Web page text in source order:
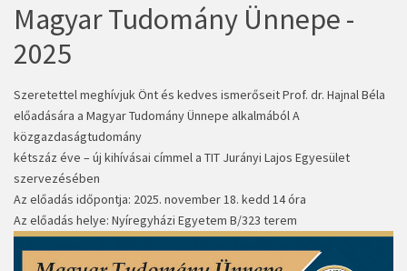
Magyar Tudomány Ünnepe -
2025
Szeretettel meghívjuk Önt és kedves ismerőseit Prof. dr. Hajnal Béla
előadására a Magyar Tudomány Ünnepe alkalmából A
közgazdaságtudomány
kétszáz éve – új kihívásai címmel a TIT Jurányi Lajos Egyesület
szervezésében
Az előadás időpontja: 2025. november 18. kedd 14 óra
Az előadás helye: Nyíregyházi Egyetem B/323 terem